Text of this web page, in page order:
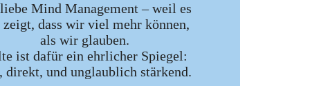
Mind Management – weil es
zeigt, dass wir viel mehr können,
als wir glauben.
ist dafür ein ehrlicher Spiegel:
direkt, und unglaublich stärkend.